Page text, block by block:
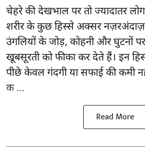
चेहरे की देखभालपर तो ज्यादातर
शरीर के कुछ हिस्से अक्सर नज़रअंदाज़
उंगलियों के जोड़, कोहनी और घुटनों
खूबसूरती को फीका कर देते हैं। इन
पीछे केवल गंदगी या सफाई की कमी
क ...
Read More